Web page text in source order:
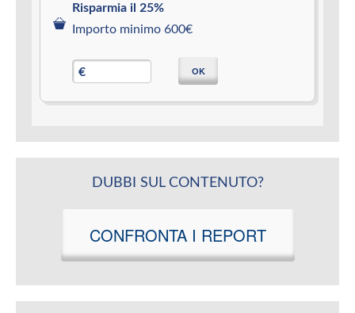
Risparmia il 25%
Importo minimo 600€
€ OK
DUBBI SUL CONTENUTO?
CONFRONTA I REPORT